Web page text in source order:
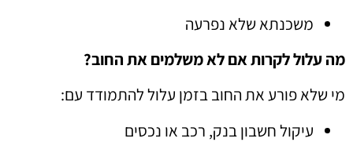
משכנתא שלא נפרעה
מה עלול לקרות אם לא משלמים את החוב?
מי שלא פורע את החוב בזמן עלול להתמודד עם:
עיקול חשבון בנק, רכב או נכסים